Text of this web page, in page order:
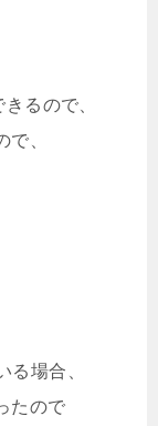
るので、
、
る場合、
たので